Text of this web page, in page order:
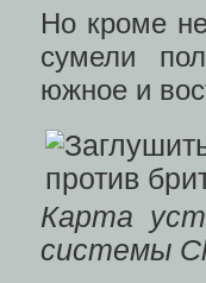
Но кроме
сумели
южное и
Карта
системы